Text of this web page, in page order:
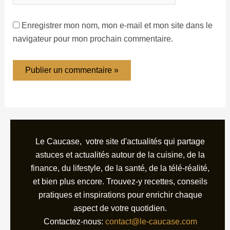
Enregistrer mon nom, mon e-mail et mon site dans le
navigateur pour mon prochain commentaire.
Le Caucase, votre site d'actualités qui partage
astuces et actualités autour de la cuisine, de la
finance, du lifestyle, de la santé, de la télé-réalité,
et bien plus encore. Trouvez-y recettes, conseils
pratiques et inspirations pour enrichir chaque
aspect de votre quotidien.
Contactez-nous: contact@le-caucase.com